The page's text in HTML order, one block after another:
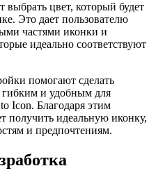
выбрать цвет, который будет
Это дает пользователю
частями иконки и
идеально соответствуют
помогают сделать
гибким и удобным для
Icon. Благодаря этим
получить идеальную иконку,
и предпочтениям.